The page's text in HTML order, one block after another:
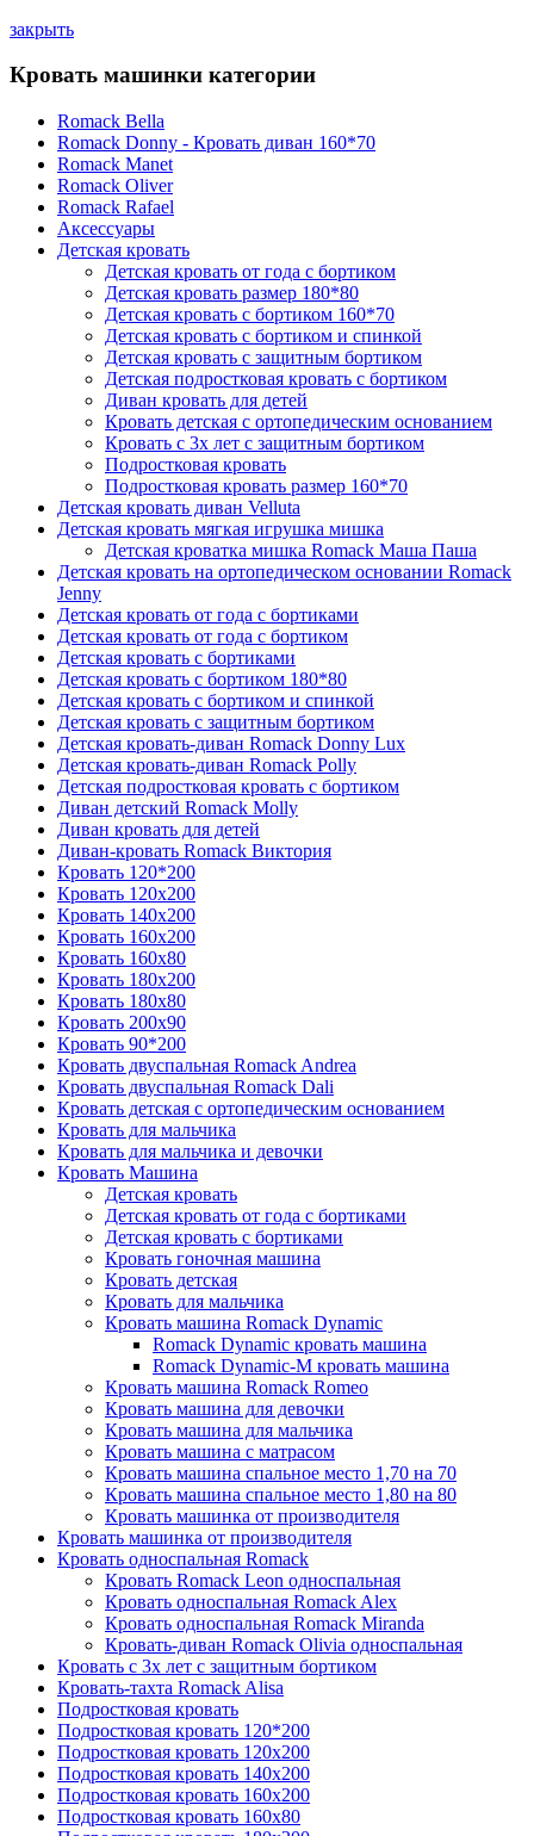
закрыть
Кровать машинки категории
Romack Bella
Romack Donny - Кровать диван 160*70
Romack Manet
Romack Oliver
Romack Rafael
Аксессуары
Детская кровать
Детская кровать от года с бортиком
Детская кровать размер 180*80
Детская кровать с бортиком 160*70
Детская кровать с бортиком и спинкой
Детская кровать с защитным бортиком
Детская подростковая кровать с бортиком
Диван кровать для детей
Кровать детская с ортопедическим основанием
Кровать с 3х лет с защитным бортиком
Подростковая кровать
Подростковая кровать размер 160*70
Детская кровать диван Velluta
Детская кровать мягкая игрушка мишка
Детская кроватка мишка Romack Маша Паша
Детская кровать на ортопедическом основании Romack
Jenny
Детская кровать от года с бортиками
Детская кровать от года с бортиком
Детская кровать с бортиками
Детская кровать с бортиком 180*80
Детская кровать с бортиком и спинкой
Детская кровать с защитным бортиком
Детская кровать-диван Romack Donny Lux
Детская кровать-диван Romack Polly
Детская подростковая кровать с бортиком
Диван детский Romack Molly
Диван кровать для детей
Диван-кровать Romack Виктория
Кровать 120*200
Кровать 120x200
Кровать 140x200
Кровать 160x200
Кровать 160x80
Кровать 180x200
Кровать 180x80
Кровать 200x90
Кровать 90*200
Кровать двуспальная Romack Andrea
Кровать двуспальная Romack Dali
Кровать детская с ортопедическим основанием
Кровать для мальчика
Кровать для мальчика и девочки
Кровать Машина
Детская кровать
Детская кровать от года с бортиками
Детская кровать с бортиками
Кровать гоночная машина
Кровать детская
Кровать для мальчика
Кровать машина Romack Dynamic
Romack Dynamic кровать машина
Romack Dynamic-M кровать машина
Кровать машина Romack Romeo
Кровать машина для девочки
Кровать машина для мальчика
Кровать машина с матрасом
Кровать машина спальное место 1,70 на 70
Кровать машина спальное место 1,80 на 80
Кровать машинка от производителя
Кровать машинка от производителя
Кровать односпальная Romack
Кровать Romack Leon односпальная
Кровать односпальная Romack Alex
Кровать односпальная Romack Miranda
Кровать-диван Romack Olivia односпальная
Кровать с 3х лет с защитным бортиком
Кровать-тахта Romack Alisa
Подростковая кровать
Подростковая кровать 120*200
Подростковая кровать 120x200
Подростковая кровать 140x200
Подростковая кровать 160x200
Подростковая кровать 160x80